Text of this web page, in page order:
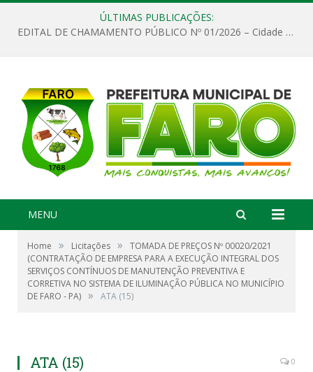
ÚLTIMAS PUBLICAÇÕES:
EDITAL DE CHAMAMENTO PÚBLICO Nº 01/2026 – Cidade de Faro
MENU
Home » Licitações »
TOMADA DE PREÇOS Nº 00020/2021
(CONTRATAÇÃO DE EMPRESA PARA A EXECUÇÃO INTEGRAL DOS
SERVIÇOS CONTÍNUOS DE MANUTENÇÃO PREVENTIVA E
CORRETIVA NO SISTEMA DE ILUMINAÇÃO PÚBLICA NO MUNICÍPIO
DE FARO - PA) » ATA (15)
ATA (15) 0